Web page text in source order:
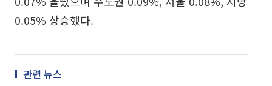
0.05% 상승했다.
관련 뉴스